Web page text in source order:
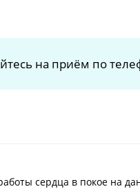
на приём по
сердца в покое на